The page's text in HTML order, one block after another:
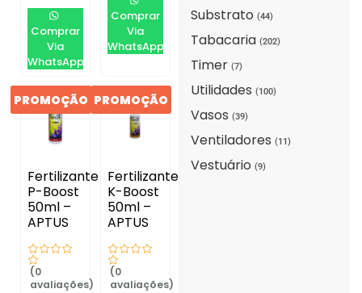
Substrato(44)
Tabacaria(202)
Timer(7)
Utilidades(100)
Vasos(39)
Ventiladores(11)
Vestuário(9)
Comprar
Via
WhatsApp
Comprar
Via
WhatsApp
PROMOÇÃO
Fertilizante
P-Boost
50ml –
APTUS
(0
avaliações)
PROMOÇÃO
Fertilizante
K-Boost
50ml –
APTUS
(0
avaliações)